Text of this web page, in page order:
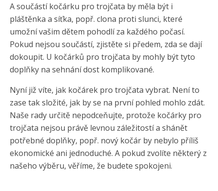
A součástí kočárku pro trojčata by měla být i
pláštěnka a síťka, popř. clona proti slunci, které
umožní vašim dětem pohodlí za každého počasí.
Pokud nejsou součástí, zjistěte si předem, zda se dají
dokoupit. U kočárků pro trojčata by mohly být tyto
doplňky na sehnání dost komplikované.
Nyní již víte, jak kočárek pro trojčata vybrat. Není to
zase tak složité, jak by se na první pohled mohlo zdát.
Naše rady určitě nepodceňujte, protože kočárky pro
trojčata nejsou právě levnou záležitostí a shánět
potřebné doplňky, popř. nový kočár by nebylo příliš
ekonomické ani jednoduché. A pokud zvolíte některý z
našeho výběru, věříme, že budete spokojeni.